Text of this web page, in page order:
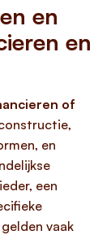
en
en
of
en
een
vaak